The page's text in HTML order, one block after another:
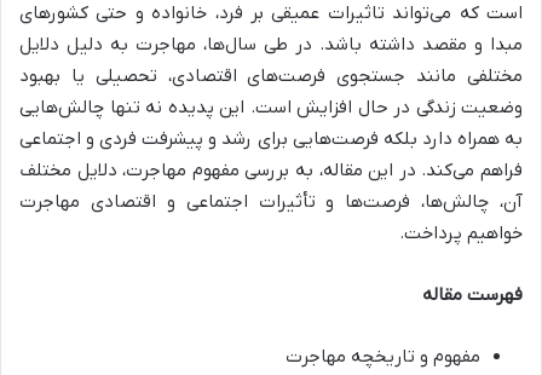
است که می‌تواند تاثیرات عمیقی بر فرد، خانواده و حتی کشورهای
مبدا و مقصد داشته باشد. در طی سال‌ها، مهاجرت به دلیل دلایل
مختلفی مانند جستجوی فرصت‌های اقتصادی، تحصیلی یا بهبود
وضعیت زندگی در حال افزایش است. این پدیده نه تنها چالش‌هایی
به همراه دارد بلکه فرصت‌هایی برای رشد و پیشرفت فردی و اجتماعی
فراهم می‌کند. در این مقاله، به بررسی مفهوم مهاجرت، دلایل مختلف
آن، چالش‌ها، فرصت‌ها و تأثیرات اجتماعی و اقتصادی مهاجرت
خواهیم پرداخت.
فهرست مقاله
مفهوم و تاریخچه مهاجرت